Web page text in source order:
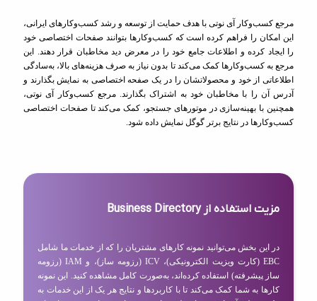
مرجع کسب‌وکار آی نوتی با هدف حمایت از توسعه و رشد کسب‌وکارهای ایرانی،
این امکان را فراهم کرده است که کسب‌وکارها بتوانند صفحات اختصاصی خود
را ایجاد کرده و اطلاعات جامع خود را در معرض دید مخاطبان قرار دهند. این
مرجع به کسب‌وکارها کمک می‌کند تا بدون نیاز به صرف هزینه‌های بالا، به‌سادگی
اطلاعاتی از خود و محصولاتشان را در یک صفحه اختصاصی به نمایش بگذارند و
آدرس آن را با مخاطبان خود به اشتراک بگذارند. مرجع کسب‌وکار آی نوتی،
همچنین با بهینه‌سازی در موتورهای جستجو، کمک می‌کند تا صفحات اختصاصی
کسب‌وکارها در نتایج برتر گوگل نمایش داده شود.
مزیت استفاده از Business Directory
در این بخش می‌توانید نمونه کارهای مشتریان را که از خدمات ما شامل
EBC (کارت ویزیت الکترونیکی)، ICV (رزومه ساز)، و IAM (رزومه
ساز پیشرفته) استفاده کرده‌اند، به‌صورت کامل مشاهده کنید. این نمونه
کارها به شما کمک می‌کند تا با کاربردها و نتایج هر یک از این خدمات به